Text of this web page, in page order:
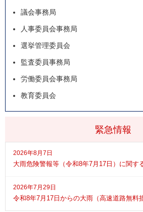
緊急情報
2026年8月7日
大雨危険警報等（令和8年7月17日）に関す
2026年7月29日
令和8年7月17日からの大雨（高速道路無料
議会事務局
人事委員会事務局
選挙管理委員会
監査委員事務局
労働委員会事務局
教育委員会